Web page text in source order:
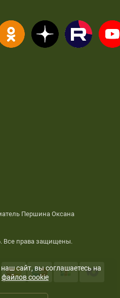
Першина Оксана
Все права защищены.
сайт, вы соглашаетесь на
файлов cookie